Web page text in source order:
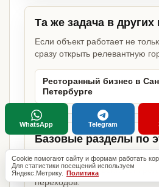
Та же задача в других
Если объект работает не
сразу открыть релевантную
Ресторанный бизнес в
Петербурге
Базовые разделы по
Родительские страницы дают
обзор услуги, объекта или
переходов.
Cookie помогают сайту и формам работать
Для статистики посещений используем
Яндекс.Метрику. Политика
WhatsApp Telegram